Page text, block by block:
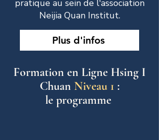
pratique au sein de l'association
Neijia Quan Institut.
Plus d'infos
Formation en Ligne Hsing I
Chuan Niveau 1 :
le programme